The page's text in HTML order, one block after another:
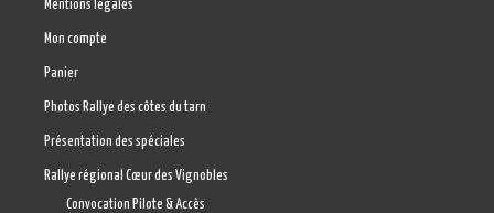
Mentions légales
Mon compte
Panier
Photos Rallye des côtes du tarn
Présentation des spéciales
Rallye régional Cœur des Vignobles
Convocation Pilote & Accès